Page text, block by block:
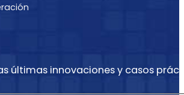
últimas innovaciones y casos